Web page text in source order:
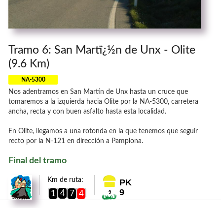
Tramo 6: San Martï¿½n de Unx - Olite
(9.6 Km)
NA-5300
Nos adentramos en San Martín de Unx hasta un cruce que
tomaremos a la izquierda hacia Olite por la NA-5300, carretera
ancha, recta y con buen asfalto hasta esta localidad.
En Olite, llegamos a una rotonda en la que tenemos que seguir
recto por la N-121 en dirección a Pamplona.
Final del tramo
Km de ruta:
1 4 7 4 9
PK
9